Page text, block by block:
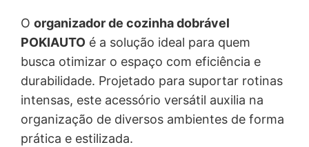
Oorganizador de cozinha dobrável
POKIAUTO é a solução ideal para quem
busca otimizar o espaço com eficiência e
durabilidade. Projetado para suportar rotinas
intensas, este acessório versátil auxilia na
organização de diversos ambientes de forma
prática e estilizada.